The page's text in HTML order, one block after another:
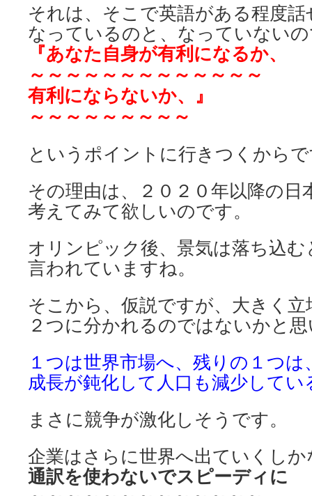
それは、そこで英語がある程度
なっているのと、なっていない
『あなた自身が有利になるか、
～～～～～～～～～～～～～
有利にならないか、』
～～～～～～～～～
というポイントに行きつくから
その理由は、２０２０年以降の日
考えてみて欲しいのです。
オリンピック後、景気は落ち込む
言われていますね。
そこから、仮説ですが、大きく立
２つに分かれるのではないかと
１つは世界市場へ、 残りの１つは
成長が鈍化して 人口も減少してい
まさに競争が激化しそうです。
企業はさらに世界へ出ていくし
通訳を使わないでスピーディに